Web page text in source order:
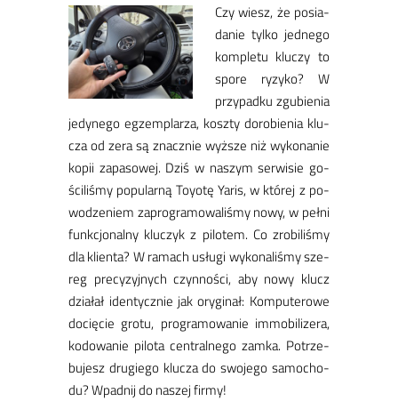
Czy wiesz, że po­sia­
da­nie tyl­ko jed­ne­go
kom­ple­tu klu­czy to
spo­re ry­zy­ko? W
przy­pad­ku zgu­bie­nia
je­dy­ne­go eg­zem­pla­rza, kosz­ty do­ro­bie­nia klu­
cza od ze­ra są znacz­nie wyż­sze niż wy­ko­na­nie
ko­pii za­pa­so­wej. Dziś w na­szym ser­wi­sie go­
ści­li­śmy po­pu­lar­ną Toy­otę Ya­ris, w któ­rej z po­
wo­dze­niem za­pro­gra­mo­wa­li­śmy no­wy, w peł­ni
funk­cjo­nal­ny klu­czyk z pi­lo­tem. ​Co zro­bi­li­śmy
dla klien­ta? W ra­mach usłu­gi wy­ko­na­li­śmy sze­
reg pre­cy­zyj­nych czyn­no­ści, aby no­wy klucz
dzia­łał iden­tycz­nie jak ory­gi­nał: Kom­pu­te­ro­we
do­cię­cie gro­tu, pro­gra­mo­wa­nie immobilize­ra,
ko­do­wa­nie pi­lo­ta cen­tral­ne­go zam­ka. ​Po­trze­
bu­jesz dru­gie­go klu­cza do swo­je­go sa­mo­cho­
du? Wpad­nij do na­szej fir­my!